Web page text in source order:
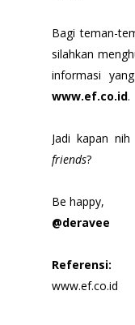
Bagi teman-
silahkan
informasi
www.ef.co.id.
Jadi kapan
friends?
Be happy,
@deravee
Referensi:
www.ef.co.id